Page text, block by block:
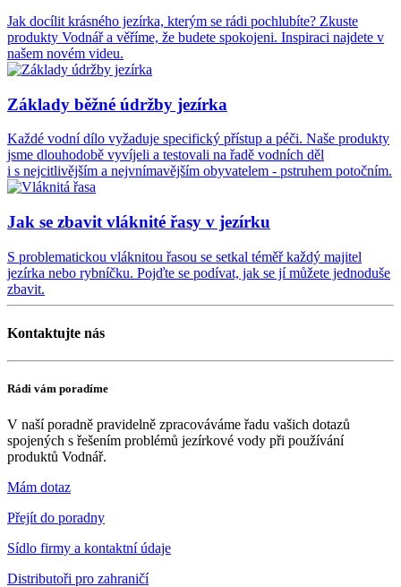
Jak docílit krásného jezírka, kterým se rádi pochlubíte? Zkuste
produkty Vodnář a věříme, že budete spokojeni. Inspiraci najdete v
našem novém videu.
Základy běžné údržby jezírka
Každé vodní dílo vyžaduje specifický přístup a péči. Naše produkty
jsme dlouhodobě vyvíjeli a testovali na řadě vodních děl
i s nejcitlivějším a nejvnímavějším obyvatelem - pstruhem potočním.
Jak se zbavit vláknité řasy v jezírku
S problematickou vláknitou řasou se setkal téměř každý majitel
jezírka nebo rybníčku. Pojďte se podívat, jak se jí můžete jednoduše
zbavit.
Kontaktujte nás
Rádi vám poradíme
V naší poradně pravidelně zpracováváme řadu vašich dotazů
spojených s řešením problémů jezírkové vody při používání
produktů Vodnář.
Mám dotaz
Přejít do poradny
Sídlo firmy a kontaktní údaje
Distributoři pro zahraničí